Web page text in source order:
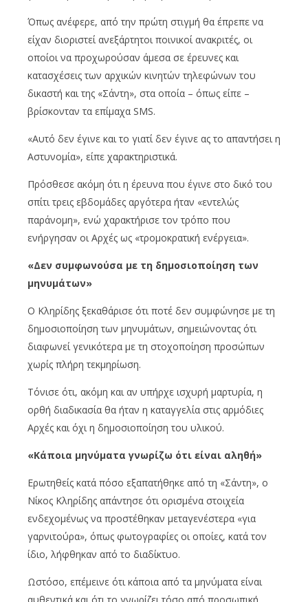
Όπως ανέφερε, από την πρώτη στιγμή θα έπρεπε να
είχαν διοριστεί ανεξάρτητοι ποινικοί ανακριτές, οι
οποίοι να προχωρούσαν άμεσα σε έρευνες και
κατασχέσεις των αρχικών κινητών τηλεφώνων του
δικαστή και της «Σάντη», στα οποία – όπως είπε –
βρίσκονταν τα επίμαχα SMS.
«Αυτό δεν έγινε και το γιατί δεν έγινε ας το απαντήσει η
Αστυνομία», είπε χαρακτηριστικά.
Πρόσθεσε ακόμη ότι η έρευνα που έγινε στο δικό του
σπίτι τρεις εβδομάδες αργότερα ήταν «εντελώς
παράνομη», ενώ χαρακτήρισε τον τρόπο που
ενήργησαν οι Αρχές ως «τρομοκρατική ενέργεια».
«Δεν συμφωνούσα με τη δημοσιοποίηση των
μηνυμάτων»
Ο Κληρίδης ξεκαθάρισε ότι ποτέ δεν συμφώνησε με τη
δημοσιοποίηση των μηνυμάτων, σημειώνοντας ότι
διαφωνεί γενικότερα με τη στοχοποίηση προσώπων
χωρίς πλήρη τεκμηρίωση.
Τόνισε ότι, ακόμη και αν υπήρχε ισχυρή μαρτυρία, η
ορθή διαδικασία θα ήταν η καταγγελία στις αρμόδιες
Αρχές και όχι η δημοσιοποίηση του υλικού.
«Κάποια μηνύματα γνωρίζω ότι είναι αληθή»
Ερωτηθείς κατά πόσο εξαπατήθηκε από τη «Σάντη», ο
Νίκος Κληρίδης απάντησε ότι ορισμένα στοιχεία
ενδεχομένως να προστέθηκαν μεταγενέστερα «για
γαρνιτούρα», όπως φωτογραφίες οι οποίες, κατά τον
ίδιο, λήφθηκαν από το διαδίκτυο.
Ωστόσο, επέμεινε ότι κάποια από τα μηνύματα είναι
αυθεντικά και ότι το γνωρίζει τόσο από προσωπική